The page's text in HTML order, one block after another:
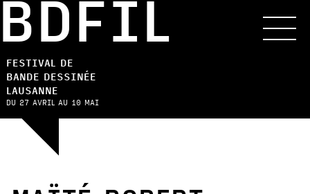
FESTIVAL DE
BANDE DESSINÉE
LAUSANNE
DU 27 AVRIL AU 10 MAI